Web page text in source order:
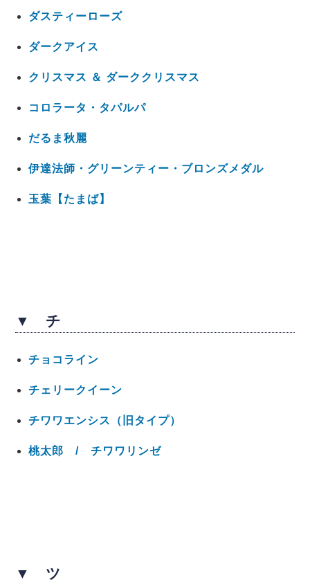
ダスティーローズ
ダークアイス
クリスマス ＆ ダーククリスマス
コロラータ・タパルパ
だるま秋麗
伊達法師・グリーンティー・ブロンズメダル
玉葉【たまば】
▼ チ
チョコライン
チェリークイーン
チワワエンシス（旧タイプ）
桃太郎 / チワワリンゼ
▼ ツ